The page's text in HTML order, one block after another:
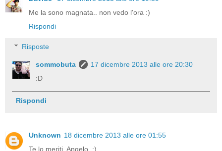
Me la sono magnata.. non vedo l'ora :)
Rispondi
Risposte
sommobuta
17 dicembre 2013 alle ore 20:30
:D
Rispondi
Unknown 18 dicembre 2013 alle ore 01:55
Te lo meriti, Angelo. :)